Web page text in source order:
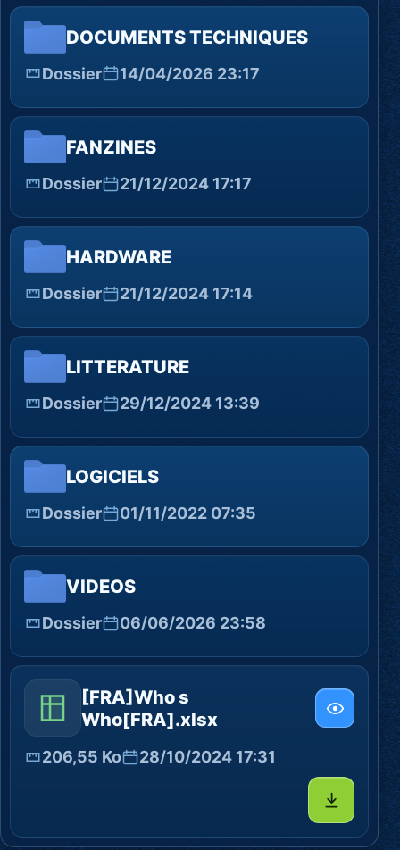
DOCUMENTS TECHNIQUES
Dossier 14/04/2026 23:17
FANZINES
Dossier 21/12/2024 17:17
HARDWARE
Dossier 21/12/2024 17:14
LITTERATURE
Dossier 29/12/2024 13:39
LOGICIELS
Dossier 01/11/2022 07:35
VIDEOS
Dossier 06/06/2026 23:58
[FRA]Who s
Who[FRA].xlsx
206,55 Ko 28/10/2024 17:31